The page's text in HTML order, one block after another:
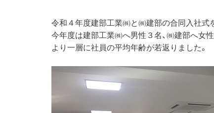
令和４年度建部工業㈱と㈱建部の合同入社式
今年度は建部工業㈱へ男性３名、㈱建部へ女
より一層に社員の平均年齢が若返りました。